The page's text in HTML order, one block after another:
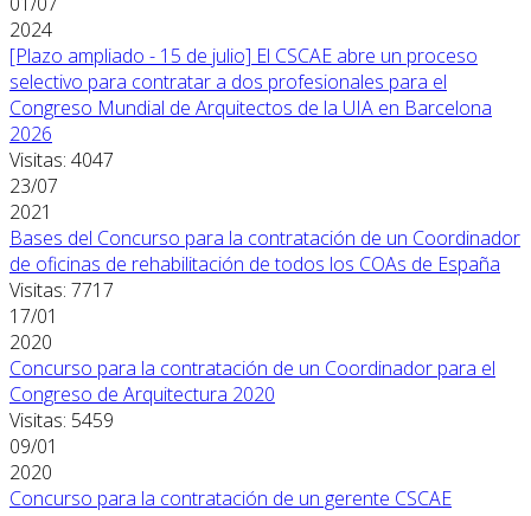
2024
[Plazo ampliado - 15 de julio] El CSCAE abre un proceso
selectivo para contratar a dos profesionales para el
Congreso Mundial de Arquitectos de la UIA en Barcelona
2026
Visitas: 4047
23/07
2021
Bases del Concurso para la contratación de un Coordinador
de oficinas de rehabilitación de todos los COAs de España
Visitas: 7717
17/01
2020
Concurso para la contratación de un Coordinador para el
Congreso de Arquitectura 2020
Visitas: 5459
09/01
2020
Concurso para la contratación de un gerente CSCAE